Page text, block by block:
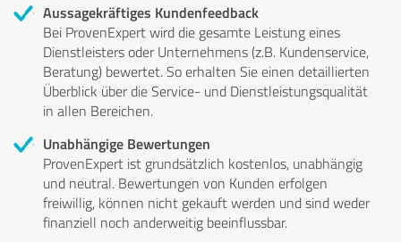
Aussagekräftiges Kundenfeedback
Bei ProvenExpert wird die gesamte Leistung eines
Dienstleisters oder Unternehmens (z.B. Kundenservice,
Beratung) bewertet. So erhalten Sie einen detaillierten
Überblick über die Service- und Dienstleistungsqualität
in allen Bereichen.
Unabhängige Bewertungen
ProvenExpert ist grundsätzlich kostenlos, unabhängig
und neutral. Bewertungen von Kunden erfolgen
freiwillig, können nicht gekauft werden und sind weder
finanziell noch anderweitig beeinflussbar.